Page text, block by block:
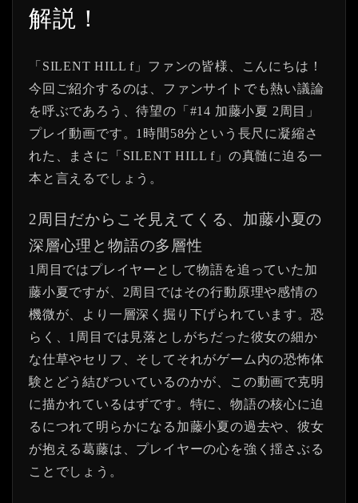
解説！
「SILENT HILL f」ファンの皆様、こんにちは！
今回ご紹介するのは、ファンサイトでも熱い議論
を呼ぶであろう、待望の「#14 加藤小夏 2周目」
プレイ動画です。1時間58分という長尺に凝縮さ
れた、まさに「SILENT HILL f」の真髄に迫る一
本と言えるでしょう。
2周目だからこそ見えてくる、加藤小夏の
深層心理と物語の多層性
1周目ではプレイヤーとして物語を追っていた加
藤小夏ですが、2周目ではその行動原理や感情の
機微が、より一層深く掘り下げられています。恐
らく、1周目では見落としがちだった彼女の細か
な仕草やセリフ、そしてそれがゲーム内の恐怖体
験とどう結びついているのかが、この動画で克明
に描かれているはずです。特に、物語の核心に迫
るにつれて明らかになる加藤小夏の過去や、彼女
が抱える葛藤は、プレイヤーの心を強く揺さぶる
ことでしょう。